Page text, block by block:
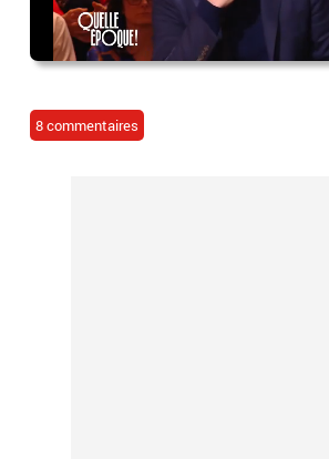
8 commentaires